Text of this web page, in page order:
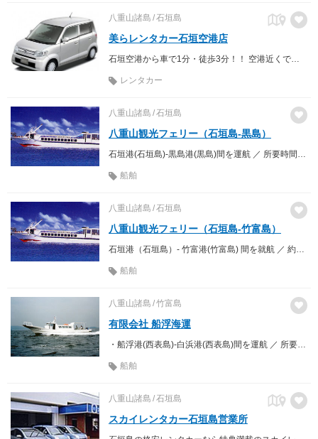
八重山諸島 石垣島
美らレンタカー石垣空港店
石垣空港から車で1分・徒歩3分！！ 空港近くで借りる時も返す時も便利！！
レンタカー
八重山諸島 石垣島
八重山観光フェリー（石垣島-黒島）
船舶
八重山諸島 石垣島
八重山観光フェリー（石垣島-竹富島）
石垣港（石垣島）- 竹富港(竹富島) 間を就航 ／ 約10分
船舶
八重山諸島 竹富島
有限会社 船浮海運
・船浮港(西表島)-白浜港(西表島)間を運航 ／ 所要時間 約10分<br> ・船浮港(西表島)-網取港(西表島)間を運航 ／ 所要時間 約20分
船舶
八重山諸島 石垣島
スカイレンタカー石垣島営業所